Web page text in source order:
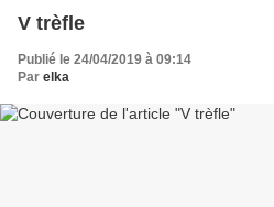
V trèfle
Publié le 24/04/2019 à 09:14
Par elka